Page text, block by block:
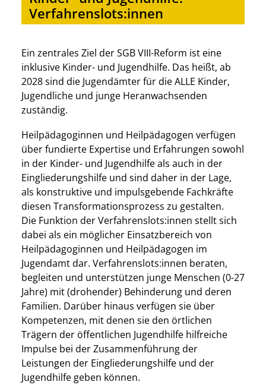
Verfahrenslots:innen
Ein zentrales Ziel der SGB VIII-Reform ist eine
inklusive Kinder- und Jugendhilfe. Das heißt, ab
2028 sind die Jugendämter für die ALLE Kinder,
Jugendliche und junge Heranwachsenden
zuständig.
Heilpädagoginnen und Heilpädagogen verfügen
über fundierte Expertise und Erfahrungen sowohl
in der Kinder- und Jugendhilfe als auch in der
Eingliederungshilfe und sind daher in der Lage,
als konstruktive und impulsgebende Fachkräfte
diesen Transformationsprozess zu gestalten.
Die Funktion der Verfahrenslots:innen stellt sich
dabei als ein möglicher Einsatzbereich von
Heilpädagoginnen und Heilpädagogen im
Jugendamt dar. Verfahrenslots:innen beraten,
begleiten und unterstützen junge Menschen (0-27
Jahre) mit (drohender) Behinderung und deren
Familien. Darüber hinaus verfügen sie über
Kompetenzen, mit denen sie den örtlichen
Trägern der öffentlichen Jugendhilfe hilfreiche
Impulse bei der Zusammenführung der
Leistungen der Eingliederungshilfe und der
Jugendhilfe geben können.